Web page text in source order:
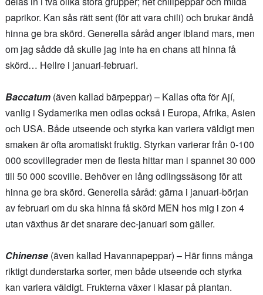
paprikor. Kan sås rätt sent (för att vara chili) och brukar ändå
hinna ge bra skörd. Generella såråd anger ibland mars, men
om jag sådde då skulle jag inte ha en chans att hinna få
skörd… Hellre i januari-februari.
Baccatum (även kallad bärpeppar) – Kallas ofta för Ají,
vanlig i Sydamerika men odlas också i Europa, Afrika, Asien
och USA. Både utseende och styrka kan variera väldigt men
smaken är ofta aromatiskt fruktig. Styrkan varierar från 0-100
000 scovillegrader men de flesta hittar man i spannet 30 000
till 50 000 scoville. Behöver en lång odlingssäsong för att
hinna ge bra skörd. Generella såråd: gärna i januari-början
av februari om du ska hinna få skörd MEN hos mig i zon 4
utan växthus är det snarare dec-januari som gäller.
Chinense (även kallad Havannapeppar) – Här finns många
riktigt dunderstarka sorter, men både utseende och styrka
kan variera väldigt. Frukterna växer i klasar på plantan.